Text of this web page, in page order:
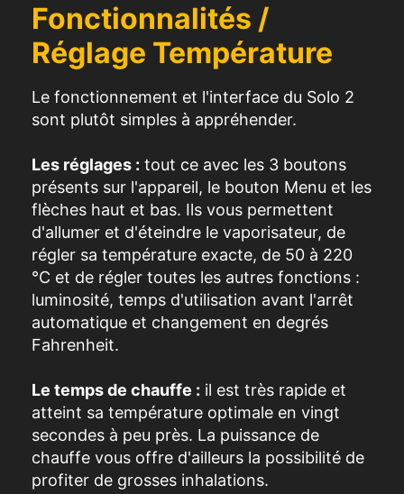
Fonctionnalités /
Réglage Température
Le fonctionnement et l'interface du Solo 2
sont plutôt simples à appréhender.
Les réglages : tout ce avec les 3 boutons
présents sur l'appareil, le bouton Menu et les
flèches haut et bas. Ils vous permettent
d'allumer et d'éteindre le vaporisateur, de
régler sa température exacte, de 50 à 220
°C et de régler toutes les autres fonctions :
luminosité, temps d'utilisation avant l'arrêt
automatique et changement en degrés
Fahrenheit.
Le temps de chauffe : il est très rapide et
atteint sa température optimale en vingt
secondes à peu près. La puissance de
chauffe vous offre d'ailleurs la possibilité de
profiter de grosses inhalations.